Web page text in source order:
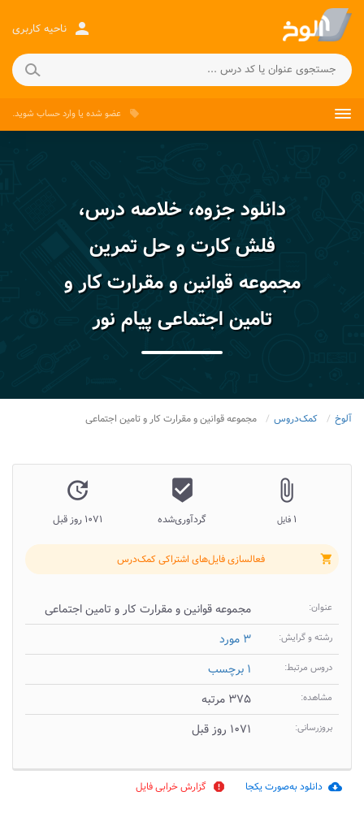
person ناحیه کاربری
local_offer عضو شده یاوارد حساب شوید.
دانلود جزوه، خلاصه درس،
فلش کارت و حل تمرین
مجموعه قوانین و مقرارت کار و
تامین اجتماعی پیام نور
آلوخ کمک‌دروس مجموعه قوانین و مقرارت کار و تامین اجتماعی
attach_file
۱ فایل
beenhere
گردآوری‌شده
update
۱۰۷۱ روز قبل
shopping_cart فعالسازی فایل‌های اشتراکی کمک‌درس
عنوان: مجموعه قوانین و مقرارت کار و تامین اجتماعی
رشته و گرایش: ۳ مورد
دروس مرتبط: ۱ برچسب
مشاهده: ۳۷۵ مرتبه
بروزرسانی: ۱۰۷۱ روز قبل
cloud_download دانلود به‌صورت یکجا report گزارش خرابی فایل